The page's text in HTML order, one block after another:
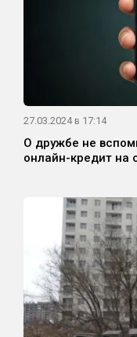
27.03.2024 в 17:14
О дружбе не
онлайн-кредит на